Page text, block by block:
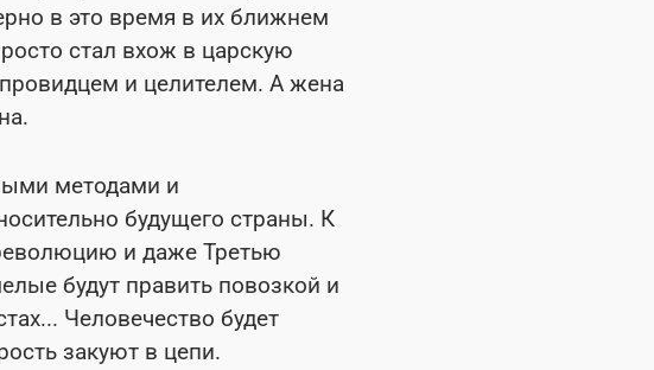
в это время в их ближнем
стал вхож в царскую
и целителем. А жена
методами и
будущего страны. К
и даже Третью
будут править повозкой и
Человечество будет
закуют в цепи.